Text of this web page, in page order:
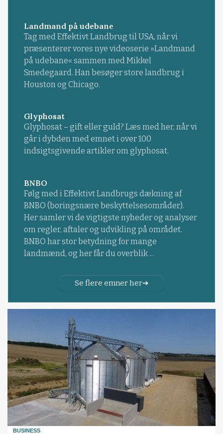
Landmand på udebane
Tag med Effektivt Landbrug til USA, når vi
præsenterer vores nye videoserie »Landmand
på udebane« sammen med Mikkel
Smedegaard. Han besøger store landbrug i
Houston og Chicago.
Glyphosat
Glyphosat – gift eller guld? Læs med her, når vi
går i dybden med emnet i over 100
indsigtsgivende artikler om glyphosat.
BNBO
Følg med i Effektivt Landbrugs dækning af
BNBO (boringsnære beskyttelsesområder).
Her samler vi de vigtigste nyheder og analyser
om regler, aftaler og udvikling på området.
BNBO har stor betydning for mange
landmænd, og her får du overblik ...
Se flere emner her
BUSINESS